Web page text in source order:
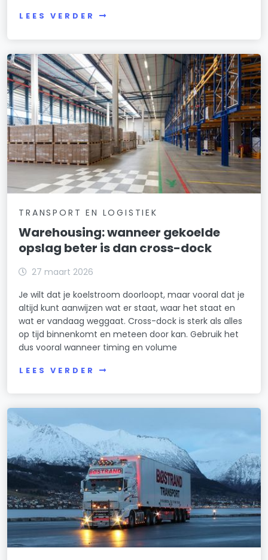
LEES VERDER
TRANSPORT EN LOGISTIEK
Warehousing: wanneer gekoelde
opslag beter is dan cross-dock
27 maart 2026
Je wilt dat je koelstroom doorloopt, maar vooral dat je
altijd kunt aanwijzen wat er staat, waar het staat en
wat er vandaag weggaat. Cross-dock is sterk als alles
op tijd binnenkomt en meteen door kan. Gebruik het
dus vooral wanneer timing en volume
LEES VERDER